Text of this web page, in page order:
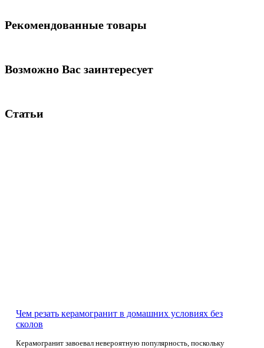
Рекомендованные товары
Возможно Вас заинтересует
Статьи
Чем резать керамогранит в домашних условиях без
сколов
Керамогранит завоевал невероятную популярность, поскольку